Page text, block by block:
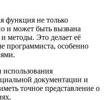
функция не только
и может быть вызвана
методы. Это делает её
программиста, особенно
использования
документации и
точное представление о